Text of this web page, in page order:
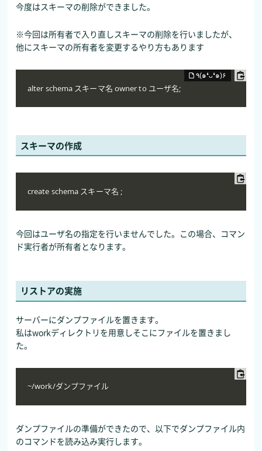
今度はスキーマの削除ができました。
※今回は所有者で入り直しスキーマの削除を行いましたが、
他にスキーマの所有者を変更するやり方もあります
alter schema スキーマ名 owner to ユーザ名;
スキーマの作成
create schema スキーマ名 ;
今回はユーザ名の指定を行いませんでした。この場合、コマン
ド実行者が所有者となります。
リストアの実施
サーバーにダンプファイルを置きます。
私はworkディレクトリを用意しそこにファイルを置きまし
た。
~/work/ダンプファイル
ダンプファイルの準備ができたので、以下でダンプファイル内
のコマンドを読み込み実行します。